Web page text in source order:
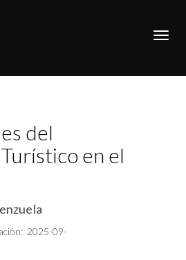
del
en el
2025-09-